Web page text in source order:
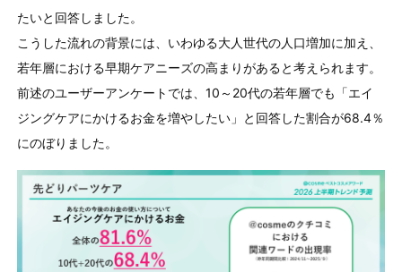
たいと回答しました。
こうした流れの背景には、いわゆる大人世代の人口増加に加え、
若年層における早期ケアニーズの高まりがあると考えられます。
前述のユーザーアンケートでは、 10 ～ 20代の若年層でも「エイ
ジングケアにかけるお金を増やしたい」と回答した割合が68.4％
にのぼりました。